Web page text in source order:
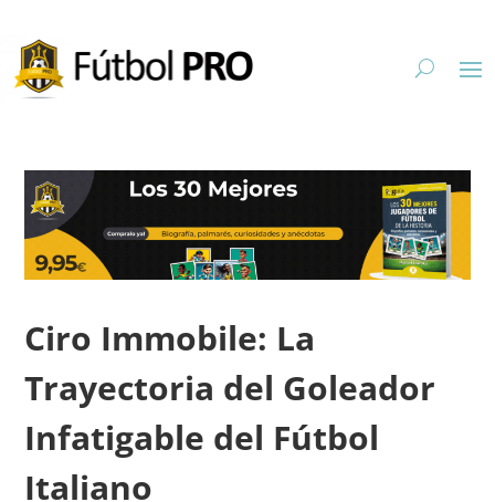
Ciro Immobile: La
Trayectoria del Goleador
Infatigable del Fútbol
Italiano